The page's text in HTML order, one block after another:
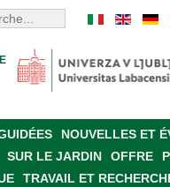
NOUVELLES ET
SUR LE JARDIN OFFRE
TRAVAIL ET